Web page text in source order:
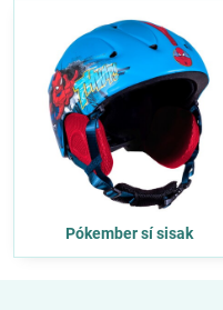
Pókember sí sisak